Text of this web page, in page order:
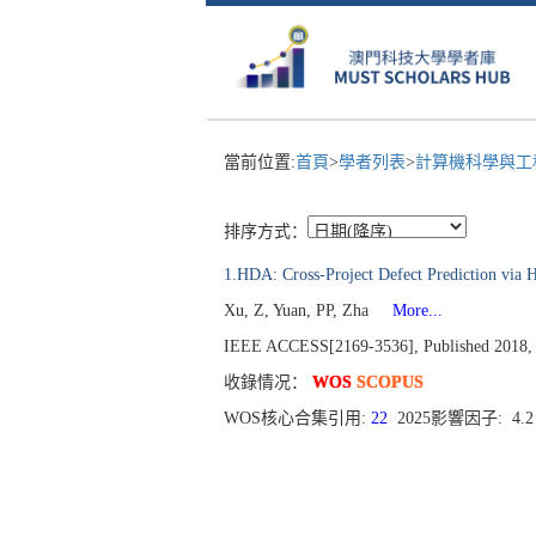
當前位置:首頁>學者列表>計算機科學與
排序方式：
1.HDA: Cross-Project Defect Prediction via
Xu, Z, Yuan, PP, Zha
More...
IEEE ACCESS[2169-3536], Published 2018,
收錄情况： WOS SCOPUS
WOS核心合集引用: 22 2025影響因子: